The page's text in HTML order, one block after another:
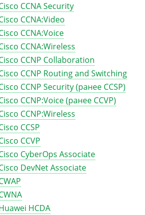
CCNA Security
CCNA:Video
CCNA:Voice
CCNA:Wireless
CCNP Collaboration
CCNP Routing and Switching
CCNP Security (ранее CCSP)
CCNP:Voice (ранее CCVP)
CCNP:Wireless
CCSP
CCVP
CyberOps Associate
DevNet Associate
HCDA